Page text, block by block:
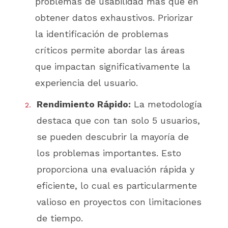
obtener datos exhaustivos. Priorizar
la identificación de problemas
críticos permite abordar las áreas
que impactan significativamente la
experiencia del usuario.
Rendimiento Rápido: La metodología
destaca que con tan solo 5 usuarios,
se pueden descubrir la mayoría de
los problemas importantes. Esto
proporciona una evaluación rápida y
eficiente, lo cual es particularmente
valioso en proyectos con limitaciones
de tiempo.